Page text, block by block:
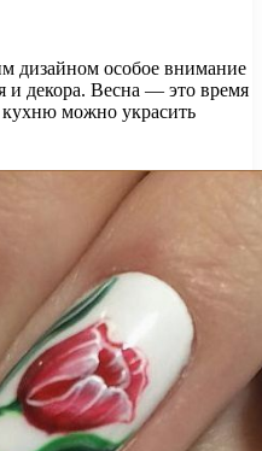
дизайном особое внимание
и декора. Весна — это время
можно украсить